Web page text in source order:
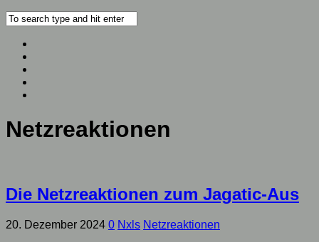
Netzreaktionen
Die Netzreaktionen zum Jagatic-Aus
20. Dezember 2024 0 Nxls Netzreaktionen